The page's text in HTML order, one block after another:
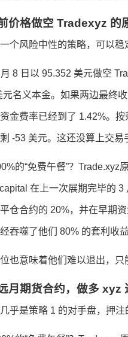
价格做空 Tradexyz 的
个风险中性的策略，可以稳
8 日以 95.352 美元做空
元名义本金。如果两边最终
金费率已经到了 1.42%。
-53 美元。这还没算上交易
在上一次展期完毕的
仓合约的 20%，并在早期
吞噬了他们 80% 的套利收益
也意味着他们难以退出，只
月期货合约，做多 xyz
乎是策略 1 的对手盘，押